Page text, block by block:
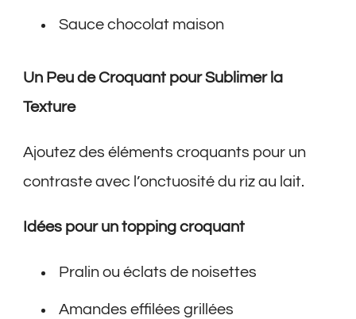
Sauce chocolat maison
Un Peu de Croquant pour Sublimer la
Texture
Ajoutez des éléments croquants pour un
contraste avec l’onctuosité du riz au lait.
Idées pour un topping croquant
Pralin ou éclats de noisettes
Amandes effilées grillées